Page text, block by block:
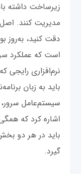
زیرساخت داشته
مدیریت کنند.
دقت کنید، به‌روز
است که عملکرد
نرم‌افزاری
اشاره کرد که
باید در هر دو
گیرد.